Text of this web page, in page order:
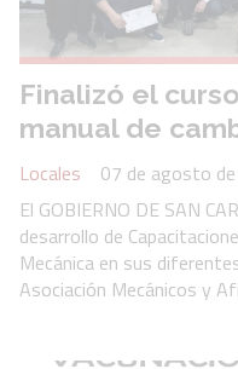
Finalizó el
manual de
Locales
07 de agosto
El GOBIERNO DE SAN
desarrollo de
Mecánica en sus
Asociación Mecánicos y